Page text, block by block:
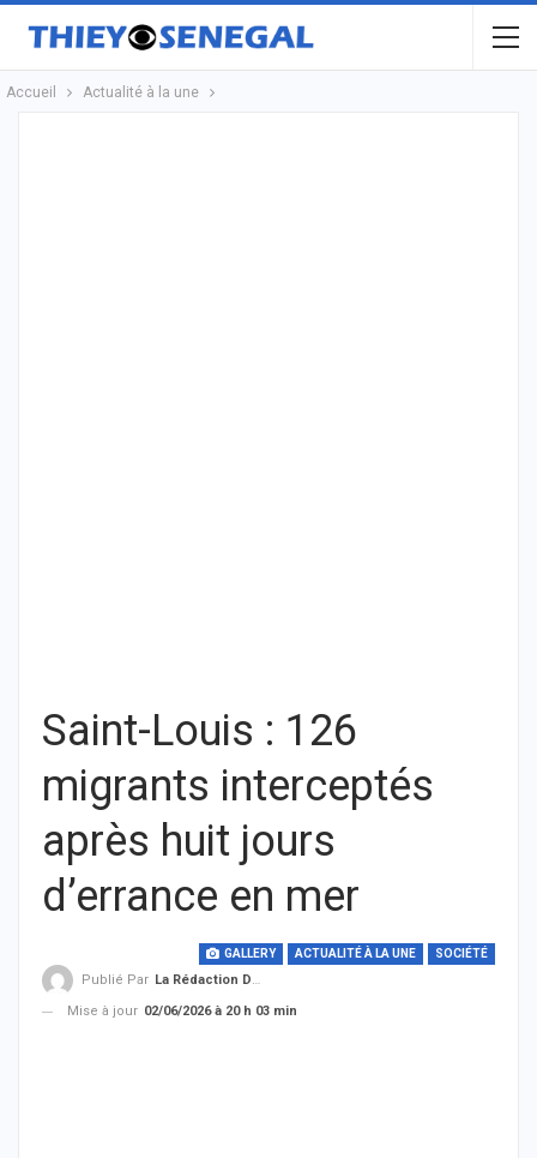
Accueil Actualité à la une
Saint-Louis : 126
migrants interceptés
après huit jours
d’errance en mer
GALLERY ACTUALITÉ À LA UNE SOCIÉTÉ
Publié Par La Rédaction De THIEYSENEGAL.com
Mise à jour 02/06/2026 à 20 h 03 min